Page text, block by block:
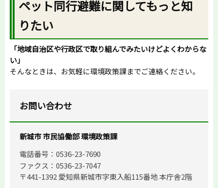
ペット同行避難に関してもっと知
りたい
「地域自治区や行政区で取り組んでみたいけどよくわからな
い」
そんなときは、お気軽に環境政策課までご連絡ください。
お問い合わせ
新城市 市民協働部 環境政策課
電話番号：0536-23-7690
ファクス：0536-23-7047
〒441-1392 愛知県新城市字東入船115番地 本庁舎2階